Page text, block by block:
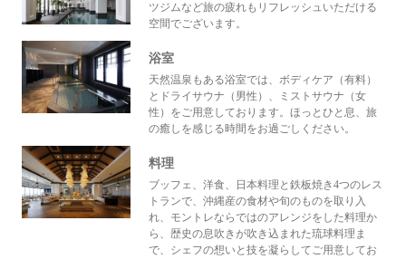
ツジムなど旅の疲れもリフレッシュいただける
空間でございます。
浴室
天然温泉もある浴室では、ボディケア（有料）
とドライサウナ（男性）、ミストサウナ（女
性）をご用意しております。ほっとひと息、旅
の癒しを感じる時間をお過ごしください。
料理
ブッフェ、洋食、日本料理と鉄板焼き4つのレス
トランで、沖縄産の食材や旬のものを取り入
れ、モントレならではのアレンジをした料理か
ら、歴史の息吹きが吹き込まれた琉球料理ま
で、シェフの想いと技を凝らしてご用意してお